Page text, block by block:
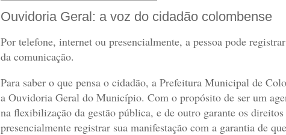
Ouvidoria Geral: a voz do cidadão colombense
Por telefone, internet ou presencialmente, a pessoa pode
da comunicação.
Para saber o que pensa o cidadão, a Prefeitura Municipal de
a Ouvidoria Geral do Município. Com o propósito de ser um
na flexibilização da gestão pública, e de outro garante os
presencialmente registrar sua manifestação com a garantia de